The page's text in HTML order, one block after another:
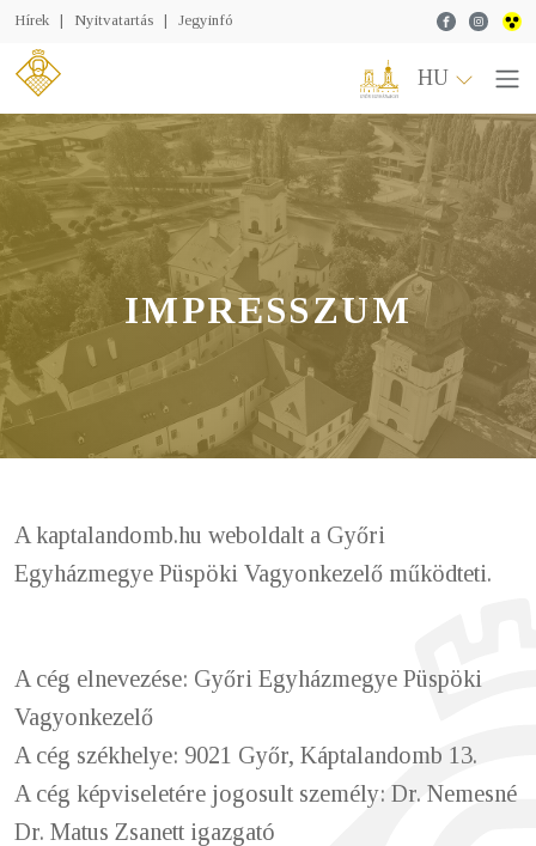
Hírek | Nyitvatartás | Jegyinfó Facebook
HU
IMPRESSZUM
A kaptalandomb.hu weboldalt a Győri
Egyházmegye Püspöki Vagyonkezelő működteti.
A cég elnevezése: Győri Egyházmegye Püspöki
Vagyonkezelő
A cég székhelye: 9021 Győr, Káptalandomb 13.
A cég képviseletére jogosult személy: Dr. Nemesné
Dr. Matus Zsanett igazgató